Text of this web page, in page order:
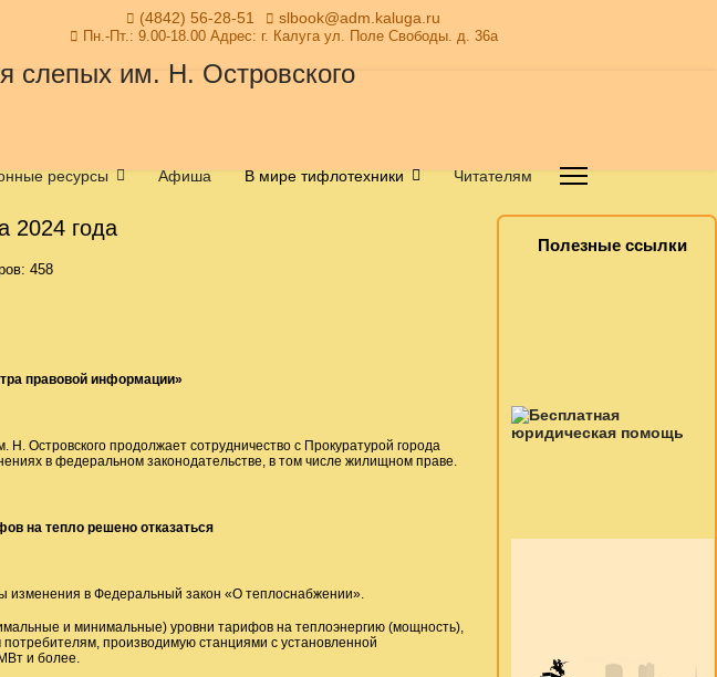
(4842) 56-28-51 slbook@adm.kaluga.ru
Пн.-Пт.: 9.00-18.00 Адрес: г. Калуга ул. Поле Свободы. д. 36а
ресурсы Афиша В мире тифлотехники Читателям
2024 года
458
правовой информации»
Островского продолжает сотрудничество с Прокуратурой города
в федеральном законодательстве, в том числе жилищном праве.
на тепло решено отказаться
изменения в Федеральный закон «О теплоснабжении».
и минимальные) уровни тарифов на теплоэнергию (мощность),
производимую станциями с установленной
и более.
Полезные ссылки